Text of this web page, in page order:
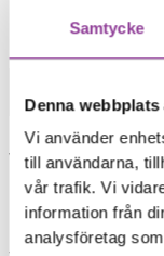
Samtycke
Denna
Vi använder
till användarna,
vår trafik. Vi
information från
analysföretag
Mobiltelefoner>
Data
Vill du rädda
för att
Data recovery
komma åt sin